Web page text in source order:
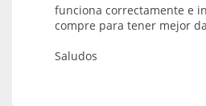
funciona correctamente e
compre para tener mejor
Saludos